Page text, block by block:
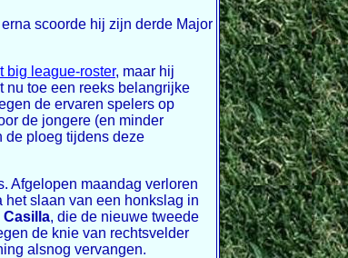
scoorde hij zijn derde Major
big league-roster, maar hij
nu toe een reeks belangrijke
de ervaren spelers op
de jongere (en minder
de ploeg tijdens deze
Afgelopen maandag verloren
slaan van een honkslag in
Casilla, die de nieuwe tweede
de knie van rechtsvelder
alsnog vervangen.